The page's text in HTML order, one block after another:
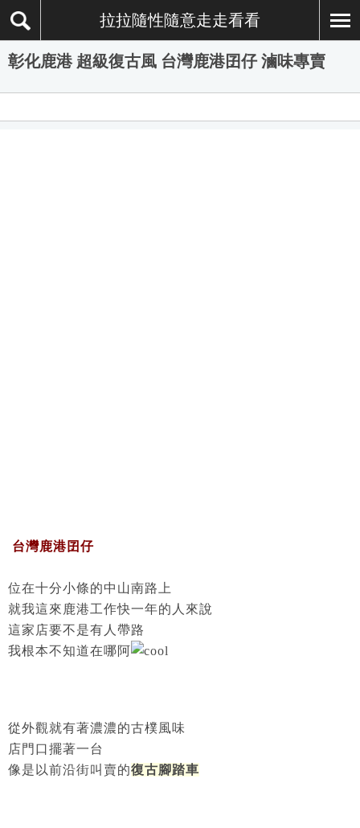
拉拉隨性隨意走走看看
彰化鹿港 超級復古風 台灣鹿港囝仔 滷味專賣
台灣鹿港囝仔
位在十分小條的中山南路上
就我這來鹿港工作快一年的人來說
這家店要不是有人帶路
我根本不知道在哪阿
從外觀就有著濃濃的古樸風味
店門口擺著一台
像是以前沿街叫賣的復古腳踏車